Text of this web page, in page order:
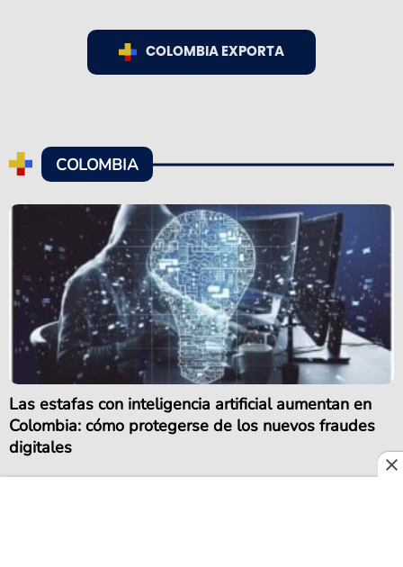
COLOMBIA EXPORTA
COLOMBIA
Las estafas con inteligencia artificial aumentan en
Colombia: cómo protegerse de los nuevos fraudes
digitales